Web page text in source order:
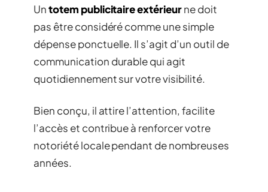
Untotem publicitaire extérieurne doit
pas être considéré comme une simple
dépense ponctuelle. Il s’agit d’un outil de
communication durable qui agit
quotidiennement sur votre visibilité.
Bien conçu, il attire l’attention, facilite
l’accès et contribue à renforcer votre
notoriété locale pendant de nombreuses
années.